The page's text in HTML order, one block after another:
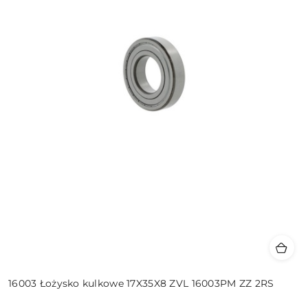
16003 Łożysko kulkowe 17X35X8 ZVL 16003PM ZZ 2RS